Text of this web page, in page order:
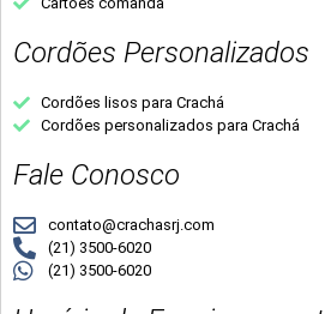
Cordões Personalizados
Cordões lisos para Crachá
Cordões personalizados para Crachá
Fale Conosco
contato@crachasrj.com
(21) 3500-6020
(21) 3500-6020